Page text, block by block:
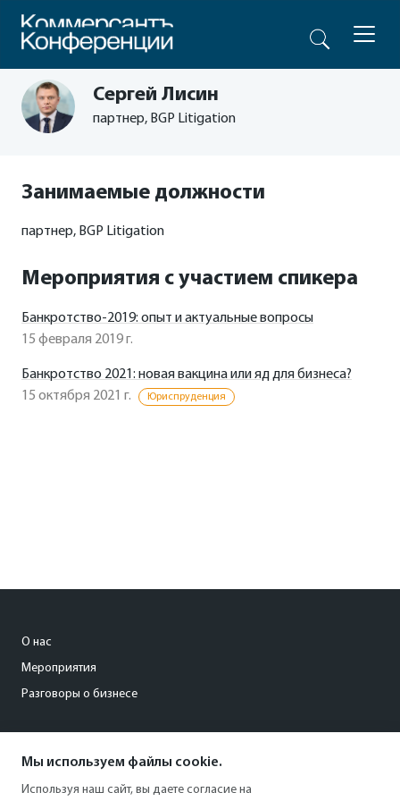
Сергей Лисин
партнер, BGP Litigation
Занимаемые должности
партнер, BGP Litigation
Мероприятия с участием спикера
Банкротство-2019: опыт и актуальные вопросы
15 февраля 2019 г.
Банкротство 2021: новая вакцина или яд для бизнеса?
15 октября 2021 г.
Юриспруденция
О нас
Мероприятия
Разговоры о бизнесе
+7 (495) 797-69-70
Мы используем файлы cookie.
Используя наш сайт, вы даете согласие на